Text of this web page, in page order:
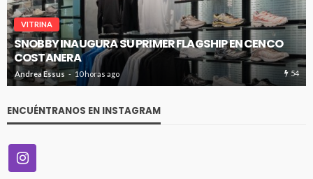
VITRINA
SNOBBY INAUGURA SU PRIMER FLAGSHIP EN CENCO
COSTANERA
Andrea Essus 10 horas ago 54
ENCUÉNTRANOS EN INSTAGRAM